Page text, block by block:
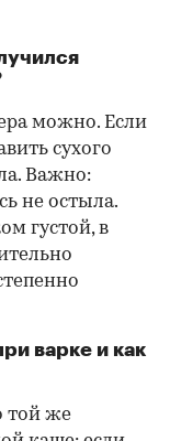
можно. Если
сухого
Важно:
не остыла.
густой, в
варке и как
той же